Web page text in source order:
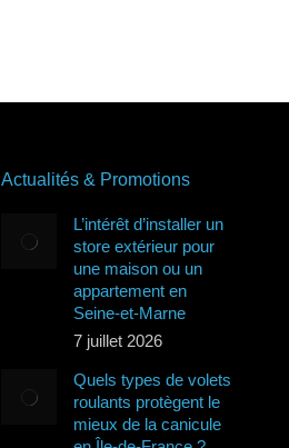
Actualités & Promotions
L’intérêt d’installer un
store extérieur pour
une maison ou un
appartement en
Seine-et-Marne
7 juillet 2026
Quels types de volets
roulants protègent le
mieux de la canicule